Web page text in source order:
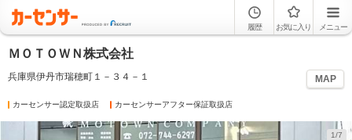
履歴 お気に入り メニュー
ＭＯＴＯＷＮ株式会社
兵庫県伊丹市瑞穂町１－３４－１ MAP
カーセンサー認定取扱店 カーセンサーアフター保証取扱店
1/7